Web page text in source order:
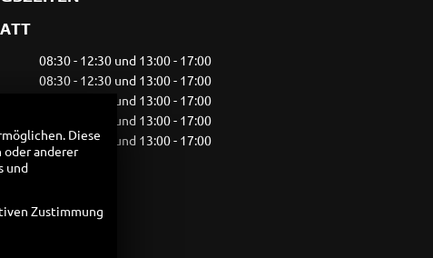
08:30 - 12:30 und 13:00 - 17:00
08:30 - 12:30 und 13:00 - 17:00
08:30 - 12:30 und 13:00 - 17:00
08:30 - 12:30 und 13:00 - 17:00
08:30 - 12:30 und 13:00 - 17:00
10:00 - 13:00
Diese
anderer
und
Zustimmung